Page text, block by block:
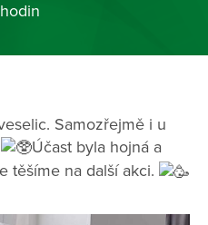
Samozřejmě i u
Účast byla hojná a
těšíme na další akci.